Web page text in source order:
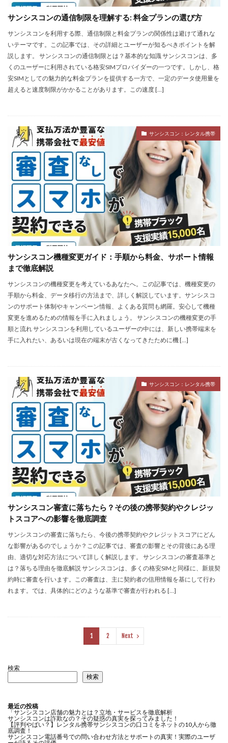
サンシスコンの通信制限を理解する: 料金プランの選び方
サンシスコンを利用する際、通信制限と料金プランの関係性は避けて通れな
いテーマです。この記事では、その詳細とユーザーが知るべきポイントを解
説します。 サンシスコンの通信制限とは？基本的な知識 サンシスコンは、多
くのユーザーに利用されている格安SIMプロバイダーの一つです。しかし、格
安SIMとしての魅力的な料金プランを提供する一方で、一定のデータ使用量を
超えると速度制限がかかることがあります。この速度 […]
サンシスコン：レンタル携帯
サンシスコン機種変更ガイド：手順から料金、サポート情報
まで徹底解説
サンシスコンの機種変更を考えているあなたへ。この記事では、機種変更の
手順から料金、データ移行の方法まで、詳しく解説しています。サンシスコ
ンのサポート体制やキャンペーン情報、よくある質問も網羅。安心して機種
変更を進めるための情報を手に入れましょう。 サンシスコンの機種変更の手
順と流れ サンシスコンを利用しているユーザーの中には、新しい携帯端末を
手に入れたい、あるいは現在の端末が古くなってきたために機 […]
サンシスコン：レンタル携帯
サンシスコン審査に落ちたら？その後の携帯契約やクレジッ
トスコアへの影響を徹底調査
サンシスコンの審査に落ちたら、今後の携帯契約やクレジットスコアにどん
な影響があるのでしょうか？この記事では、審査の影響とその背後にある理
由、適切な対応方法について詳しく解説します。 サンシスコンの審査基準と
は？落ちる理由を徹底解説 サンシスコンは、多くの格安SIMと同様に、新規契
約時に審査を行います。この審査は、主に契約者の信用情報を基にして行わ
れます。では、具体的にどのような基準で審査が行われる […]
1 2 Next
検索
検索
最近の投稿
「サンシスコン店舗の魅力とは？立地・サービスを徹底解析
サンシスコンは詐欺なの？その疑惑の真実を探ってみました！
【評判やばい？】レンタル携帯サンシスコンの口コミをネットの10人から徹
底調査！
サンシスコン電話番号での問い合わせ方法とサポートの真実！実際のユーザ